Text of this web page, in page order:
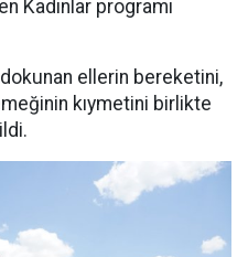
Kadınlar programı
dokunan ellerin bereketini,
kıymetini birlikte